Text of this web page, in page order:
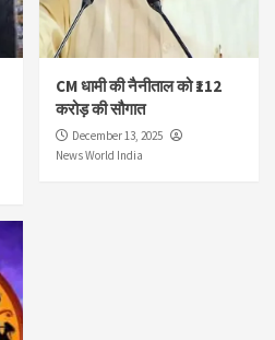
CM धामी की नैनीताल को ₹112
करोड़ की सौगात
December 13, 2025
News World India